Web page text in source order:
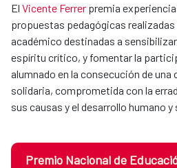
El Vicente Ferrer premia
propuestas pedagógicas realizadas
académico destinadas a
espíritu crítico, y fomentar la
alumnado en la consecución de una
solidaria, comprometida con la
sus causas y el desarrollo humano y
Premio Nacional de